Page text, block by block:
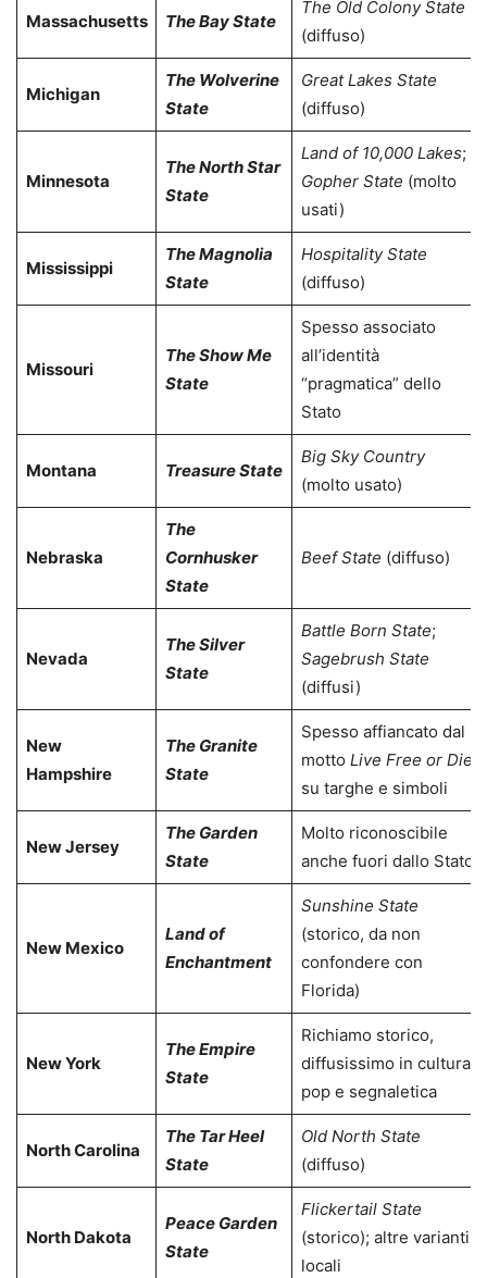
Massachusetts The Bay State
The Old Colony State
(diffuso)
Michigan
The Wolverine
State
Great Lakes State
(diffuso)
Minnesota
The North Star
State
Land of 10,000 Lakes;
Gopher State (molto
usati)
Mississippi
The Magnolia
State
Hospitality State
(diffuso)
Missouri
The Show Me
State
Spesso associato
all’identità
“pragmatica” dello
Stato
Montana Treasure State
Big Sky Country
(molto usato)
Nebraska
The
Cornhusker
State
Beef State (diffuso)
Nevada
The Silver
State
Battle Born State;
Sagebrush State
(diffusi)
New
Hampshire
The Granite
State
Spesso affiancato dal
motto Live Free or Die
su targhe e simboli
New Jersey
The Garden
State
Molto riconoscibile
anche fuori dallo Stato
New Mexico
Land of
Enchantment
Sunshine State
(storico, da non
confondere con
Florida)
New York
The Empire
State
Richiamo storico,
diffusissimo in cultura
pop e segnaletica
North Carolina
The Tar Heel
State
Old North State
(diffuso)
North Dakota
Peace Garden
State
Flickertail State
(storico); altre varianti
locali